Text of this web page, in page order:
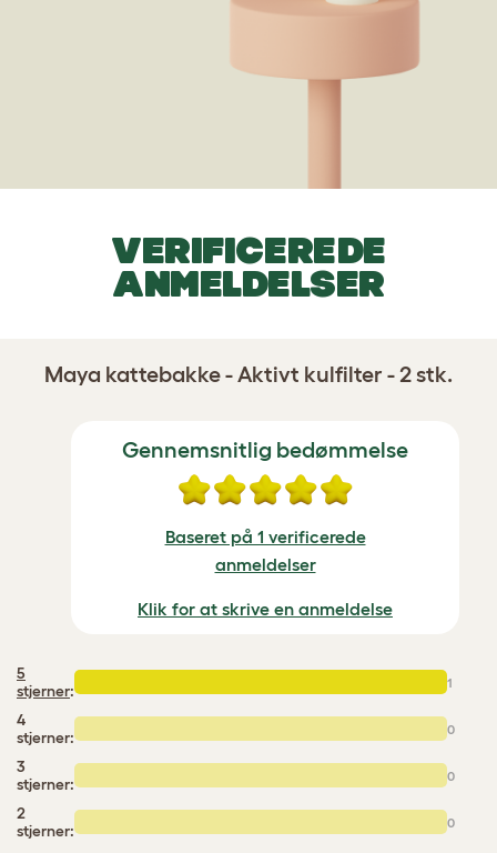
VERIFICEREDE
ANMELDELSER
Maya kattebakke - Aktivt kulfilter - 2 stk.
Gennemsnitlig bedømmelse
Baseret på 1 verificerede
anmeldelser
Klik for at skrive en anmeldelse
5
stjerner: 1
4
stjerner:
0
3
stjerner:
0
2
stjerner:
0